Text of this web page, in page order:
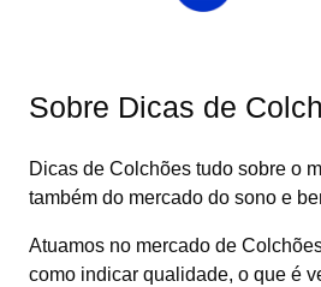
Sobre Dicas de
Dicas de Colchões tudo sobre o
também do mercado do sono e
Atuamos no mercado de
como indicar qualidade, o que é